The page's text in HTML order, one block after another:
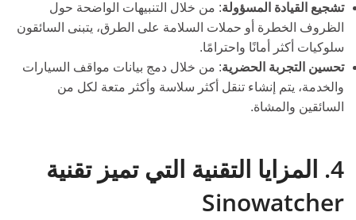
تشجيع القيادة المسؤولة: من خلال التنبيهات الواضحة حول
الظروف الخطرة أو حملات السلامة على الطرق، يتبنى السائقون
سلوكيات أكثر أمانًا واحترامًا.
تحسين التجربة الحضرية: من خلال دمج بيانات مواقف السيارات
والخدمة، يتم إنشاء تنقل أكثر سلاسة وأكثر متعة لكل من
السائقين والمشاة.
4. المزايا التقنية التي تميز تقنية
Sinowatcher